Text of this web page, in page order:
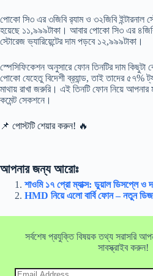
পোকো সি৩ এর ৩জিবি র‍্যাম ও ৩২জিবি ইন্টারনাল
হয়েছে ১১,৯৯৯টাকা। আবার পোকো সি৩ এর ৪জিবি
স্টোরেজ ভ্যারিয়েন্টের দাম পড়বে ১২,৯৯৯টাকা।
স্পেসিফিকেশন অনুসারে ফোন তিনটির দাম কিছুটা
পোকো যেহেতু বিদেশী ব্র‍্যান্ড, তাই তাদের ৫৭%
মাথায় রাখা জরুরি। এই তিনটি ফোন নিয়ে আপনার
কমেন্ট সেকশনে।
📌 পোস্টটি শেয়ার করুন! 🔥
আপনার জন্য আরোঃ
শাওমি ১৭ প্রো ম্যাক্স: ডুয়াল ডিসপ্লে ও
HMD নিয়ে এলো বার্বি ফোন – নতুন
সর্বশেষ প্রযুক্তি বিষয়ক তথ্য সরাসরি
সাবস্ক্রাইব করুন!
Email